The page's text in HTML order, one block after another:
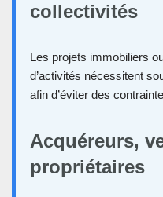
collectivités
Les projets immobiliers
d’activités nécessitent
afin d’éviter des
Acquéreurs,
propriétaires